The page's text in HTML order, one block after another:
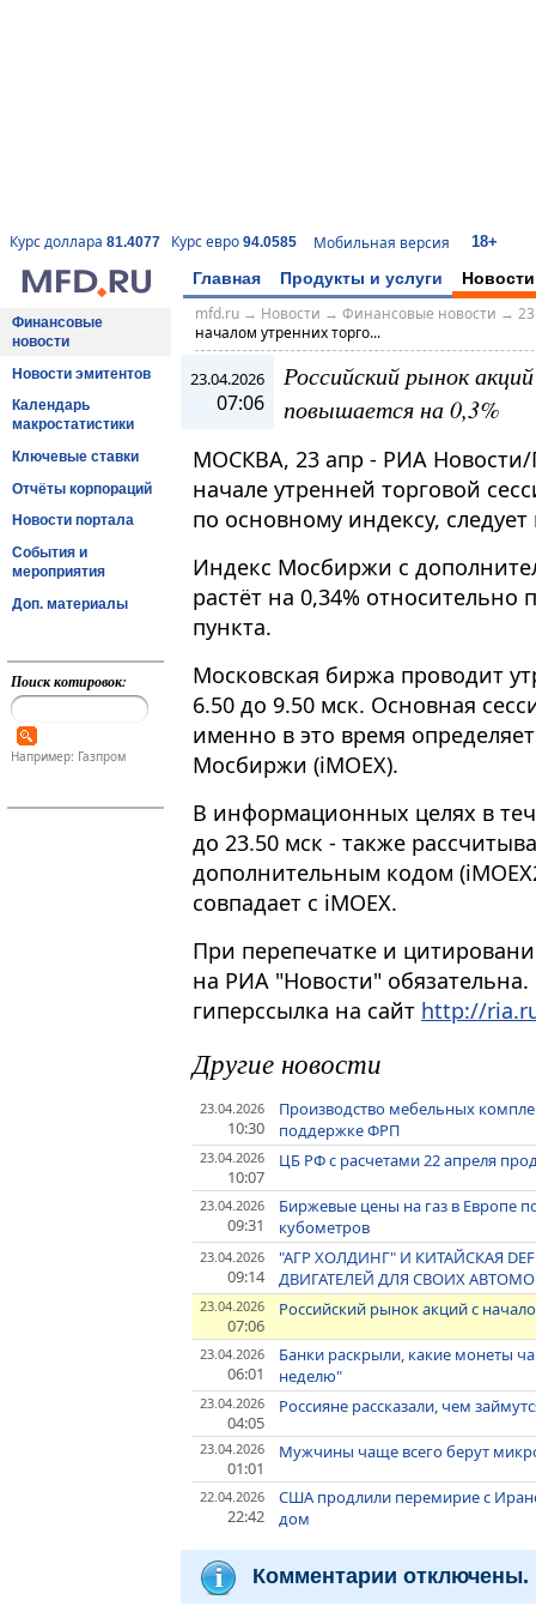
Курс доллара 81.4077 Курс евро 94.0585 Мобильная версия 18+
Главная Продукты и услуги Новости
Финансовые
новости
Новости эмитентов
Календарь
макростатистики
Ключевые ставки
Отчёты корпораций
Новости портала
События и
мероприятия
Доп. материалы
Поиск котировок:
Например: Газпром
mfd.ru→ Новости → Финансовые новости →
началом утренних торго...
23.04.2026
07:06
Российский рынок
повышается на 0,3%
МОСКВА, 23 апр - РИА
начале утренней торговой
по основному индексу,
Индекс Мосбиржи с
растёт на 0,34%
пункта.
Московская биржа проводит
6.50 до 9.50 мск. Основная
именно в это время
Мосбиржи (iMOEX).
В информационных целях в
до 23.50 мск - также
дополнительным кодом
совпадает с iMOEX.
При перепечатке и
на РИА "Новости"
гиперссылка на сайт http://
Другие новости
23.04.2026
10:30
Производство мебельных
поддержке ФРП
23.04.2026
10:07
ЦБ РФ с расчетами 22 апреля
23.04.2026
09:31
Биржевые цены на газ в Европе
кубометров
23.04.2026
09:14
"АГР ХОЛДИНГ" И КИТАЙСКАЯ
ДВИГАТЕЛЕЙ ДЛЯ СВОИХ
23.04.2026
07:06
Российский рынок акций с
23.04.2026
06:01
Банки раскрыли, какие монеты
неделю"
23.04.2026
04:05
Россияне рассказали, чем
23.04.2026
01:01
Мужчины чаще всего берут
22.04.2026
22:42
США продлили перемирие с
дом
Комментарии отключены.